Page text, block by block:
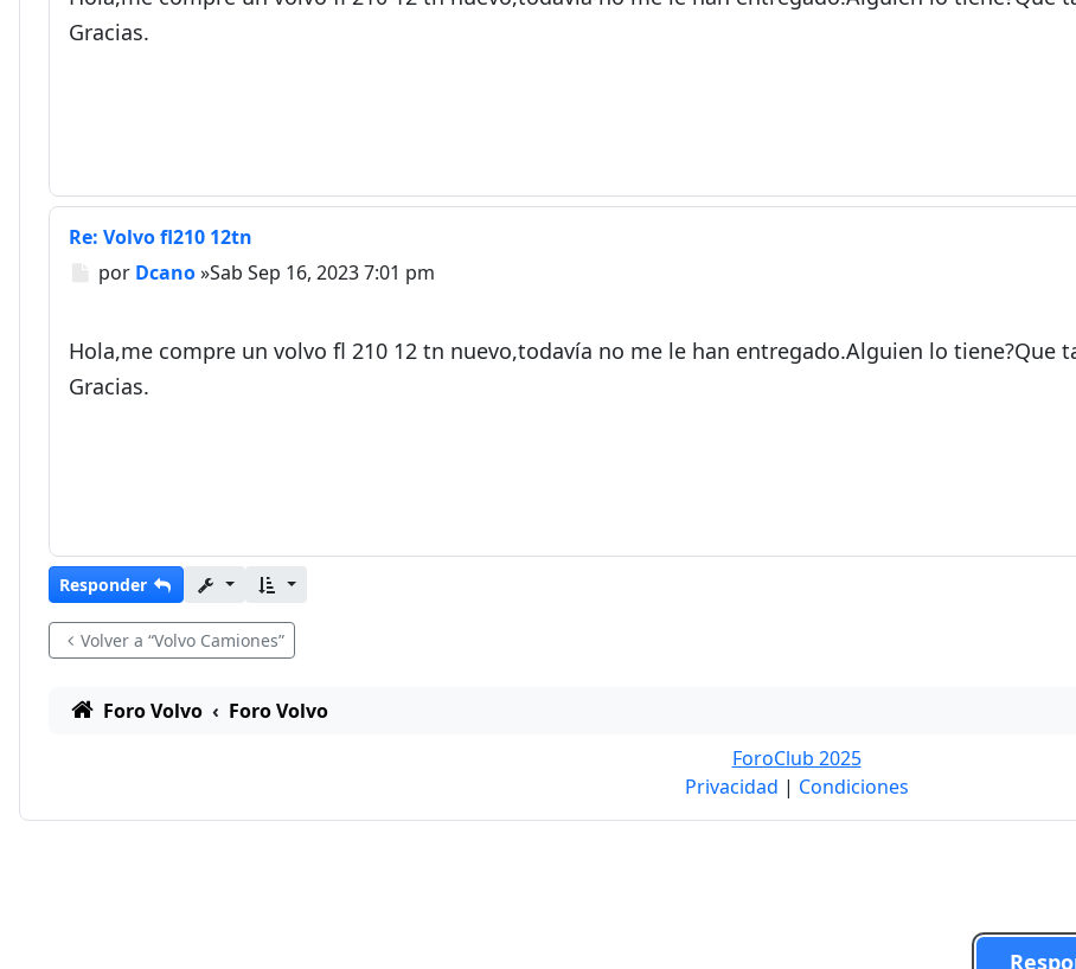
Gracias.
Re: Volvo fl210 12tn
Mensaje
por Dcano»Sab Sep 16, 2023 7:01 pm
Hola,me compre un volvo fl 210 12 tn nuevo,todavía no me le han entregado.Alguien lo tiene?Que
Gracias.
Responder
Volver a “Volvo Camiones”
Foro Volvo Foro Volvo
ForoClub 2025
Privacidad | Condiciones